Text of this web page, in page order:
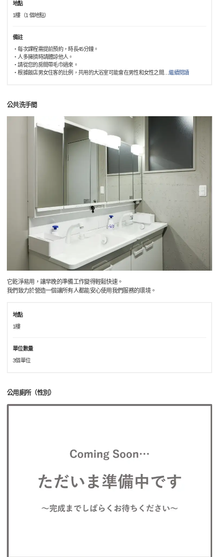
地點
1樓（1 個地點）
備註
・每次課程需提前預約，時長45分鐘。
・人多擁擠時請體諒他人。
・請從您的房間帶毛巾過來。
・根據飯店男女住客的比例，共用的大浴室可能會在男性和女性之間 …繼續閱讀
公共洗手間
它乾淨易用，讓早晚的準備工作變得輕鬆快速。
我們致力於營造一個讓所有人都能安心使用我們服務的環境。
地點
1樓
單位數量
3個單位
公用廁所（性別）